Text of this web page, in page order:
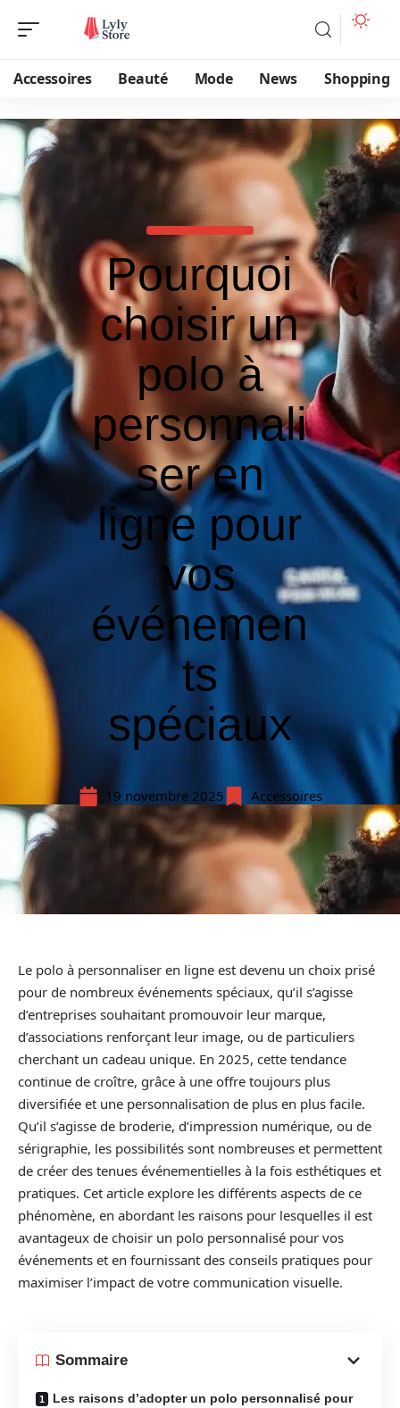
Accessoires Beauté Mode News Shopping
Pourquoi
choisir un
polo à
personnali
ser en
ligne pour
vos
événemen
ts
spéciaux
19 novembre 2025 Accessoires
Le polo à personnaliser en ligne est devenu un choix prisé
pour de nombreux événements spéciaux, qu’il s’agisse
d’entreprises souhaitant promouvoir leur marque,
d’associations renforçant leur image, ou de particuliers
cherchant un cadeau unique. En 2025, cette tendance
continue de croître, grâce à une offre toujours plus
diversifiée et une personnalisation de plus en plus facile.
Qu’il s’agisse de broderie, d’impression numérique, ou de
sérigraphie, les possibilités sont nombreuses et permettent
de créer des tenues événementielles à la fois esthétiques et
pratiques. Cet article explore les différents aspects de ce
phénomène, en abordant les raisons pour lesquelles il est
avantageux de choisir un polo personnalisé pour vos
événements et en fournissant des conseils pratiques pour
maximiser l’impact de votre communication visuelle.
Sommaire
Les raisons d’adopter un polo personnalisé pour